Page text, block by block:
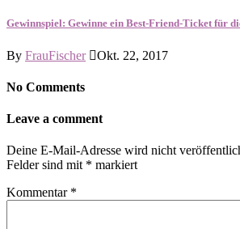
Gewinnspiel: Gewinne ein Best-Friend-Ticket für
By FrauFischer Okt. 22, 2017
No Comments
Leave a comment
Deine E-Mail-Adresse wird nicht
Felder sind mit * markiert
Kommentar *